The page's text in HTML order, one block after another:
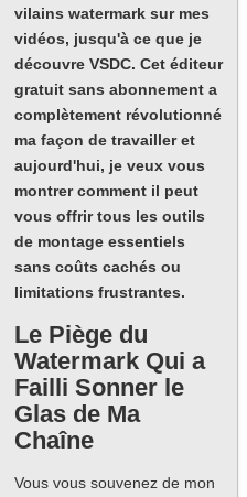
vilains watermark sur mes
vidéos, jusqu'à ce que je
découvre VSDC. Cet éditeur
gratuit sans abonnement a
complètement révolutionné
ma façon de travailler et
aujourd'hui, je veux vous
montrer comment il peut
vous offrir tous les outils
de montage essentiels
sans coûts cachés ou
limitations frustrantes.
Le Piège du
Watermark Qui a
Failli Sonner le
Glas de Ma
Chaîne
Vous vous souvenez de mon